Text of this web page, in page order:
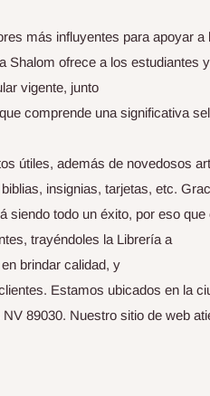
más influyentes para apoyar a
ofrece a los estudiantes
vigente, junto
comprende una significativa
útiles, además de novedosos
insignias, tarjetas, etc.
todo un éxito, por eso
trayéndoles la Librería a
brindar calidad, y
Estamos ubicados en la
89030. Nuestro sitio de web